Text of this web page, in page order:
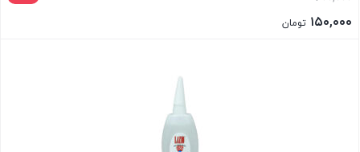
اصلی:۱۵۰,۰۰۰ تومان